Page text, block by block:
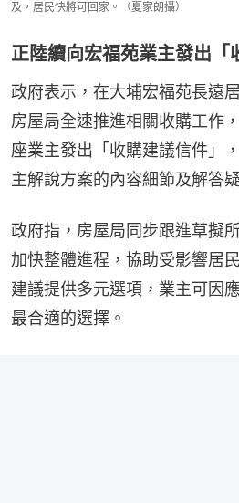
及，居民快將可回家。（夏家朗攝）
正陸續向宏福苑業主發出「
政府表示，在大埔宏福苑長遠
房屋局全速推進相關收購工作
座業主發出「收購建議信件」
主解說方案的內容細節及解答
政府指，房屋局同步跟進草擬
加快整體進程，協助受影響居
建議提供多元選項，業主可因
最合適的選擇。